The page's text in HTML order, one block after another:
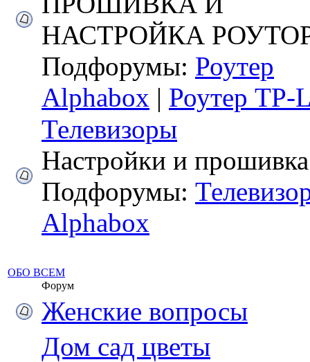
НАСТРОЙКА
Подфорумы: Роутер
Alphabox | Роутер TP-
Телевизоры
Настройки и прошивка
Подфорумы:
Alphabox
ОБО ВСЕМ
Форум
Женские вопросы
Дом сад цветы